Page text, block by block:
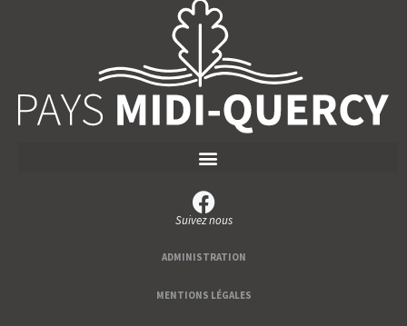
Suivez nous
ADMINISTRATION
MENTIONS LÉGALES